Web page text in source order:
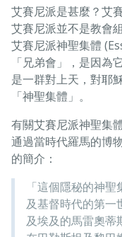
艾賽尼派是甚麼？艾
艾賽尼派並不是教會
艾賽尼派神聖集體
「兄弟會」，是因為
是一群對上天，對耶
「神聖集體」。
有關艾賽尼派神聖集
通過當時代羅馬的博
的簡介：
「這個隱秘的神
及基督時代的第一
及埃及的馬雷奧蒂